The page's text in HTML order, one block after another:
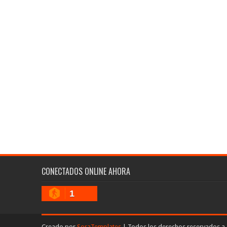
CONECTADOS ONLINE AHORA
1